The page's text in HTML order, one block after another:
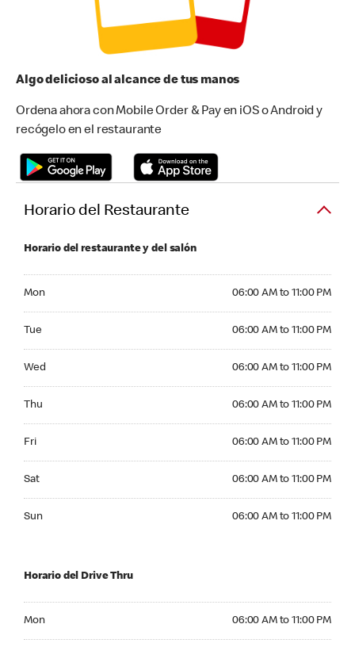
Algo delicioso al alcance de tus manos
Ordena ahora con Mobile Order & Pay en iOS o Android y
recógelo en el restaurante
Horario del Restaurante
Horario del restaurante y del salón
Mon 06:00 AM to 11:00 PM
Tue 06:00 AM to 11:00 PM
Wed 06:00 AM to 11:00 PM
Thu 06:00 AM to 11:00 PM
Fri 06:00 AM to 11:00 PM
Sat 06:00 AM to 11:00 PM
Sun 06:00 AM to 11:00 PM
Horario del Drive Thru
Mon 06:00 AM to 11:00 PM